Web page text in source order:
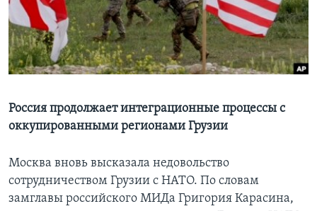
Learning English
СОЦИАЛЬНЫЕ СЕТИ
Языки
Россия продолжает интеграционные процессы с
оккупированными регионами Грузии
Москва вновь высказала недовольство
сотрудничеством Грузии с НАТО. По словам
замглавы российского МИДа Григория Карасина,